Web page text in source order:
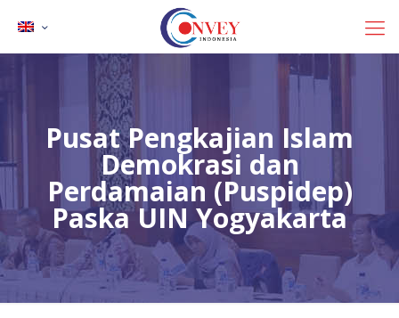
Pusat Pengkajian Islam
Demokrasi dan
Perdamaian (Puspidep)
Paska UIN Yogyakarta